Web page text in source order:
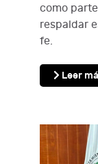
como
respaldar
fe.
Leer